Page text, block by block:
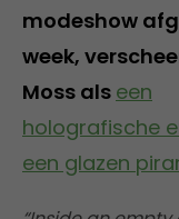
modeshow
week,
Moss als een
holografische
een glazen